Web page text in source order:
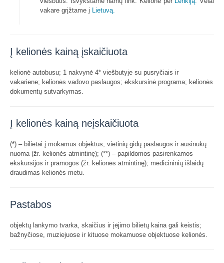
vakare grįžtame į Lietuvą.
Į kelionės kainą įskaičiuota
kelionė autobusu; 1 nakvynė 4* viešbutyje su pusryčiais ir
vakariene; kelionės vadovo paslaugos; ekskursinė programa; kelionės
dokumentų sutvarkymas.
Į kelionės kainą neįskaičiuota
(*) – bilietai į mokamus objektus, vietinių gidų paslaugos ir ausinukų
nuoma (žr. kelionės atmintinę); (**) – papildomos pasirenkamos
ekskursijos ir pramogos (žr. kelionės atmintinę); medicininių išlaidų
draudimas kelionės metu.
Pastabos
objektų lankymo tvarka, skaičius ir įėjimo bilietų kaina gali keistis;
bažnyčiose, muziejuose ir kituose mokamuose objektuose kelionės.